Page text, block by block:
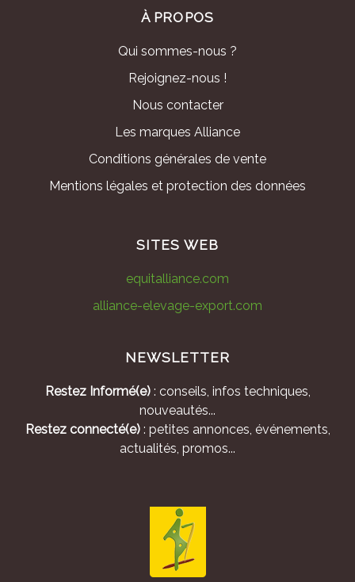
À PROPOS
Qui sommes-nous ?
Rejoignez-nous !
Nous contacter
Les marques Alliance
Conditions générales de vente
Mentions légales et protection des données
SITES WEB
equitalliance.com
alliance-elevage-export.com
NEWSLETTER
Restez Informé(e): conseils, infos techniques,
nouveautés...
Restez connecté(e): petites annonces, événements,
actualités, promos...